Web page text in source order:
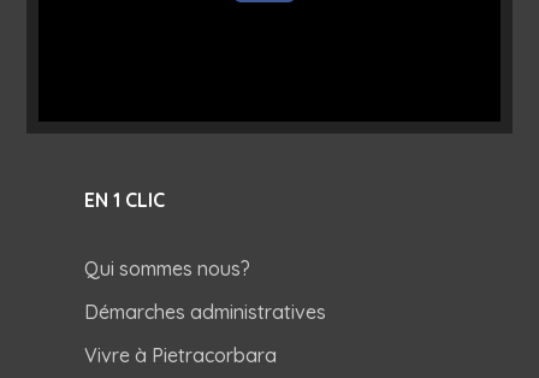
EN 1 CLIC
Qui sommes nous?
Démarches administratives
Vivre à Pietracorbara